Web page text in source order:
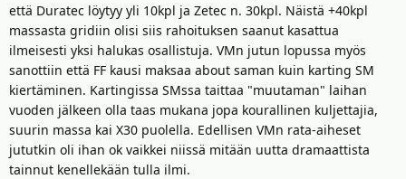
että Duratec löytyy yli 10kpl ja Zetec n. 30kpl. Näistä +40kpl
massasta gridiin olisi siis rahoituksen saanut kasattua
ilmeisesti yksi halukas osallistuja. VMn jutun lopussa myös
sanottiin että FF kausi maksaa about saman kuin karting SM
kiertäminen. Kartingissa SMssa taittaa "muutaman" laihan
vuoden jälkeen olla taas mukana jopa kourallinen kuljettajia,
suurin massa kai X30 puolella. Edellisen VMn rata-aiheset
jututkin oli ihan ok vaikkei niissä mitään uutta dramaattista
tainnut kenellekään tulla ilmi.